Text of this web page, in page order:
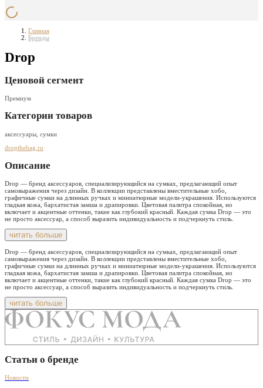
Главная
Бренды
Drop
Ценовой сегмент
Премиум
Категории товаров
аксессуары, сумки
dropthebag.ru
Описание
Drop — бренд аксессуаров, специализирующийся на сумках, предлагающий опыт
самовыражения через дизайн. В коллекции представлены вместительные хобо,
графичные сумки на длинных ручках и миниатюрные модели-украшения. Используются
гладкая кожа, бархатистая замша и драпировки. Цветовая палитра спокойная, но
включает и акцентные оттенки, такие как глубокий красный. Каждая сумка Drop — это
не просто аксессуар, а способ выразить индивидуальность и подчеркнуть стиль.
читать больше
Drop — бренд аксессуаров, специализирующийся на сумках, предлагающий опыт
самовыражения через дизайн. В коллекции представлены вместительные хобо,
графичные сумки на длинных ручках и миниатюрные модели-украшения. Используются
гладкая кожа, бархатистая замша и драпировки. Цветовая палитра спокойная, но
включает и акцентные оттенки, такие как глубокий красный. Каждая сумка Drop — это
не просто аксессуар, а способ выразить индивидуальность и подчеркнуть стиль.
читать больше
Статьи о бренде
Новости